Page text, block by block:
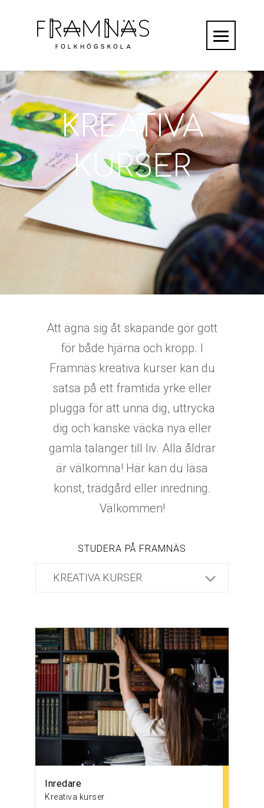
KREATIVA
KURSER
Att ägna sig åt skapande gör gott
för både hjärna och kropp. I
Framnäs kreativa kurser kan du
satsa på ett framtida yrke eller
plugga för att unna dig, uttrycka
dig och kanske väcka nya eller
gamla talanger till liv. Alla åldrar
är välkomna! Här kan du läsa
konst, trädgård eller inredning.
Välkommen!
STUDERA PÅ FRAMNÄS
Inredare
Kreativa kurser